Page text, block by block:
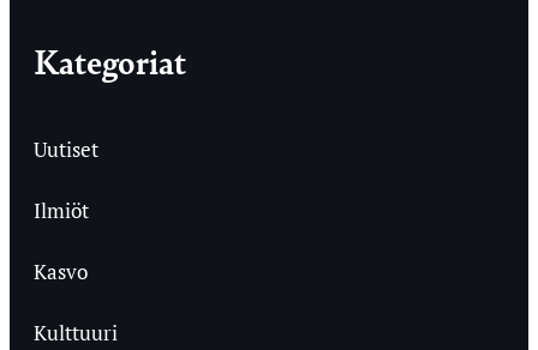
Kategoriat
Uutiset
Ilmiöt
Kasvo
Kulttuuri